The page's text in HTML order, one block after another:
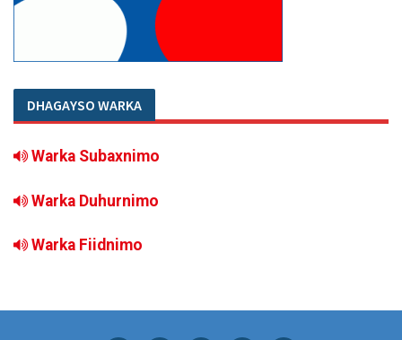
DHAGAYSO WARKA
Warka Subaxnimo
Warka Duhurnimo
Warka Fiidnimo